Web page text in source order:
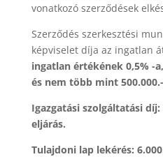
vonatkozó szerződések
Szerződés szerkesztési
képviselet díja az ingatlan
ingatlan értékének 0,5% -
és nem több mint
Igazgatási szolgáltatási
eljárás.
Tulajdoni lap lekérés: